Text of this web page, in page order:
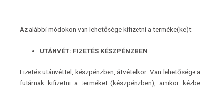
Az alábbi módokon van lehetősége kifizetni a terméke(ke)t:
UTÁNVÉT: FIZETÉS KÉSZPÉNZBEN
Fizetés utánvéttel, készpénzben, átvételkor: Van lehetősége a
futárnak kifizetni a terméket (készpénzben), amikor kézbe